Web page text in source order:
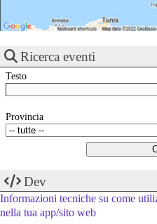
Ricerca eventi
Testo
Provincia
Dev
Informazioni tecniche su come
nella tua app/sito web